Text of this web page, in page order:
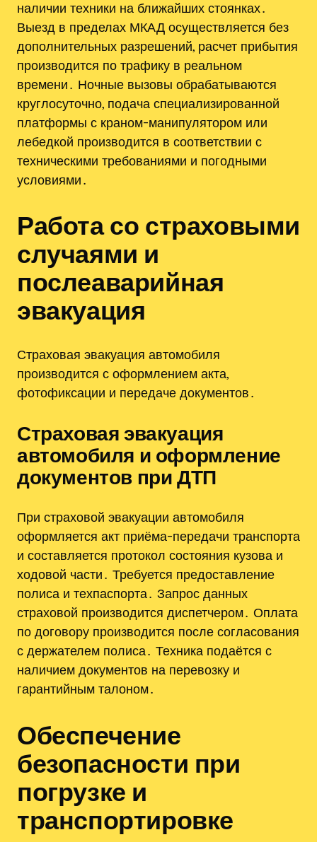
наличии техники на ближайших стоянках․
Выезд в пределах МКАД осуществляется без
дополнительных разрешений, расчет прибытия
производится по трафику в реальном
времени․ Ночные вызовы обрабатываются
круглосуточно, подача специализированной
платформы с краном-манипулятором или
лебедкой производится в соответствии с
техническими требованиями и погодными
условиями․
Работа со страховыми
случаями и
послеаварийная
эвакуация
Страховая эвакуация автомобиля
производится с оформлением акта,
фотофиксации и передаче документов․
Страховая эвакуация
автомобиля и оформление
документов при ДТП
При страховой эвакуации автомобиля
оформляется акт приёма-передачи транспорта
и составляется протокол состояния кузова и
ходовой части․ Требуется предоставление
полиса и техпаспорта․ Запрос данных
страховой производится диспетчером․ Оплата
по договору производится после согласования
с держателем полиса․ Техника подаётся с
наличием документов на перевозку и
гарантийным талоном․
Обеспечение
безопасности при
погрузке и
транспортировке